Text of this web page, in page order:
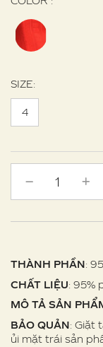
SIZE:
4
THÀNH PHẦN:
CHẤT LIỆU: 95%
MÔ TẢ SẢN
BẢO QUẢN: Giặt
ủi mặt trái sản